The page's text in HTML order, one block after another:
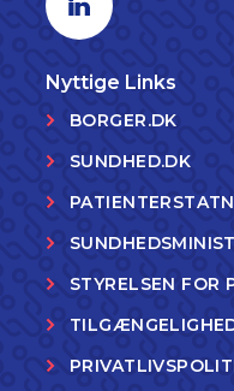
Nyttige Links
BORGER.DK
SUNDHED.DK
STYRELSEN FOR